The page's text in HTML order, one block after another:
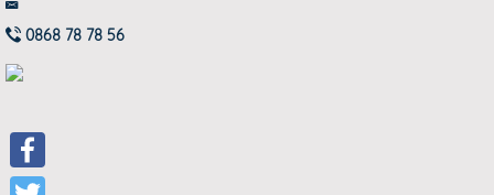
Facebook
0868 78 78 56